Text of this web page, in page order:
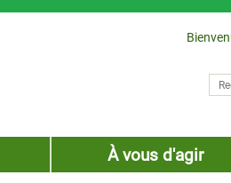
À vous d'agir